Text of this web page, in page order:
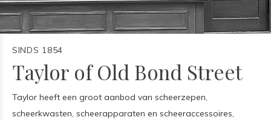
SINDS 1854
Taylor of Old Bond Street
Taylor heeft een groot aanbod van scheerzepen,
scheerkwasten, scheerapparaten en scheeraccessoires,